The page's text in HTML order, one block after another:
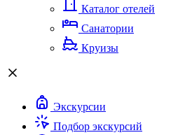
Каталог отелей
Санатории
Круизы
Экскурсии
Подбор экскурсий